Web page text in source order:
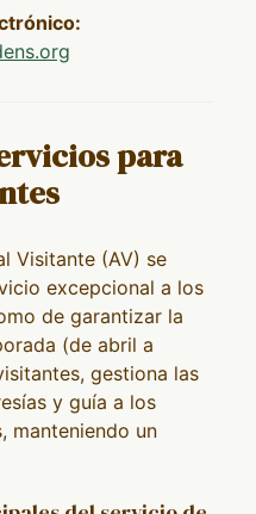
para
Visitante (AV) se
excepcional a los
de garantizar la
(de abril a
gestiona las
y guía a los
manteniendo un